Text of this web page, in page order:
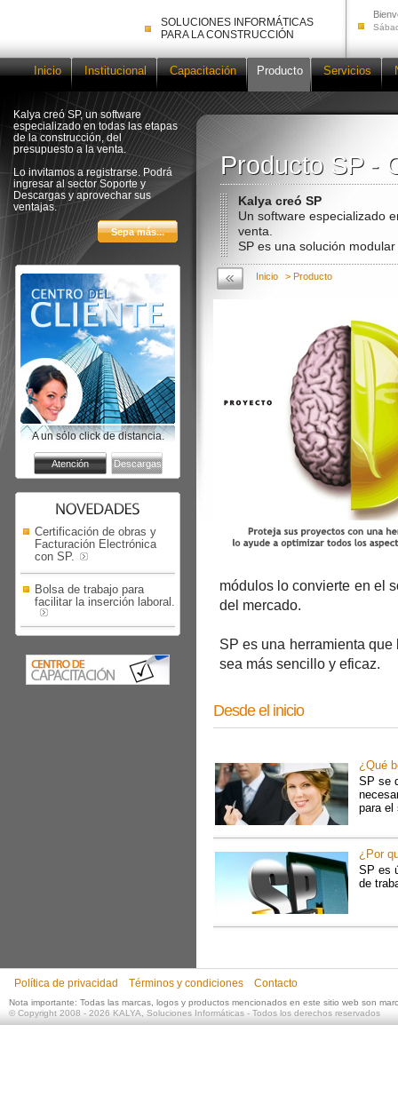
SOLUCIONES INFORMÁTICAS
PARA LA CONSTRUCCIÓN
Inicio Institucional Capacitación Producto Servicios
Kalya creó SP, un software
especializado en todas las etapas
de la construcción, del
presupuesto a la venta.
Lo invitamos a registrarse. Podrá
ingresar al sector Soporte y
Descargas y aprovechar sus
ventajas.
A un sólo click de distancia.
Certificación de obras y
Facturación Electrónica
con SP.
Bolsa de trabajo para
facilitar la inserción laboral.
Producto SP -
Producto SP -
Kalya creó SP
Un software especializado
venta.
SP es una solución
Inicio > Producto
módulos lo convierte en el
del mercado.
SP es una herramienta
sea más sencillo y eficaz.
Desde el inicio
¿Qué
SP se
para el
¿Por
SP es
de
Política de privacidad Términos y condiciones Contacto
Nota importante: Todas las marcas, logos y productos mencionados en este sitio web son
©Copyright 2008 - 2026 KALYA, Soluciones Informáticas- Todos los derechos reservados